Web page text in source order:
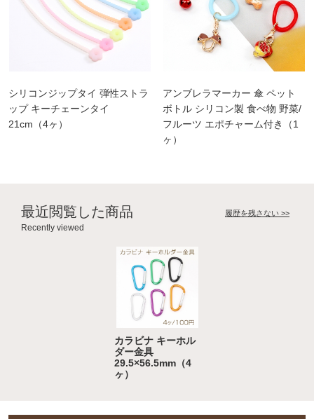
シリコンジップタイ 弾性ストラ
ップ キーチェーンタイ
21cm（4ヶ）
アンブレラマーカー 傘 ペット
ボトル シリコン製 食べ物 野菜/
フルーツ エポチャーム付き（1
ヶ）
最近閲覧した商品
Recently viewed
履歴を残さない >>
カラビナ キーホル
ダー金具
29.5×56.5mm（4
ヶ）